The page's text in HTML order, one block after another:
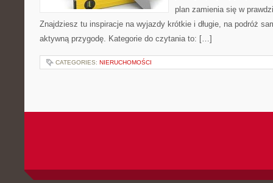
plan zamienia się w
Znajdziesz tu inspiracje na wyjazdy krótkie i długie, na podróż
aktywną przygodę. Kategorie do czytania to: […]
CATEGORIES: NIERUCHOMOŚCI